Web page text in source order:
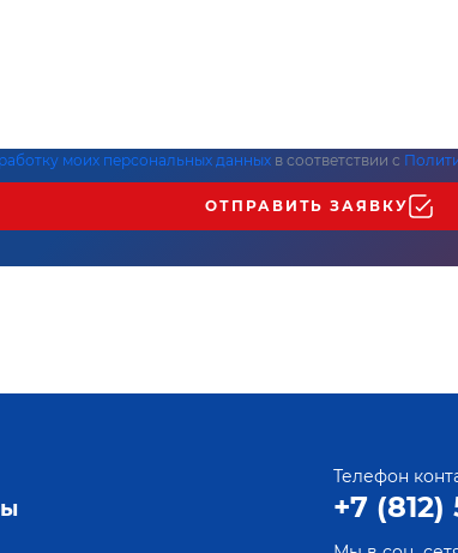
моих персональных данных в соответствии с
ОТПРАВИТЬ ЗАЯВКУ
Телефон
+7 (812)